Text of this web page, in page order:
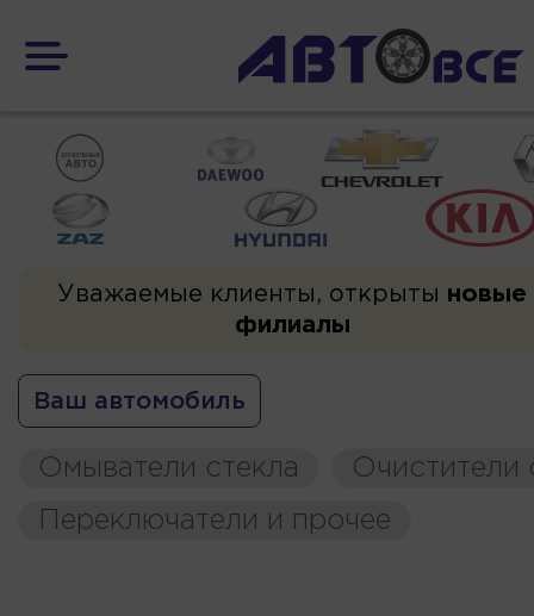
Уважаемые клиенты, открыты новые
филиалы
Ваш автомобиль
Омыватели стекла
Очистители
Переключатели и прочее